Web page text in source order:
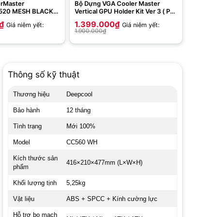
MESH BLACK
Giá niêm yết:
Bộ Dựng VGA Cooler Master
Vertical GPU Holder Kit Ver 3 ( PCI
1.399.000₫ Giá niêm yết:
1.900.000₫
Thông số kỹ thuật
Thương hiệu Deepcool
Bảo hành 12 tháng
Tình trạng Mới 100%
Model CC560 WH
Kích thước sản
phẩm
416×210×477mm (L×W×H)
Khối lượng tịnh 5,25kg
Vật liệu ABS + SPCC + Kính cường lực
Hỗ trợ bo mạch